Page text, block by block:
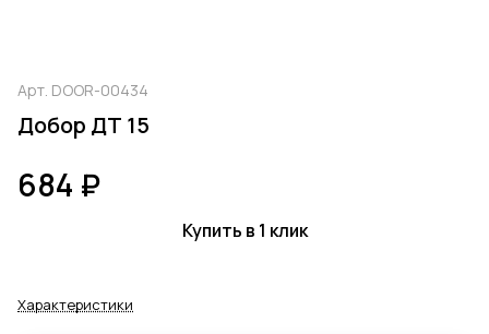
Арт. DOOR-00434
Добор ДТ 15
684 ₽
Купить в 1 клик
Характеристики